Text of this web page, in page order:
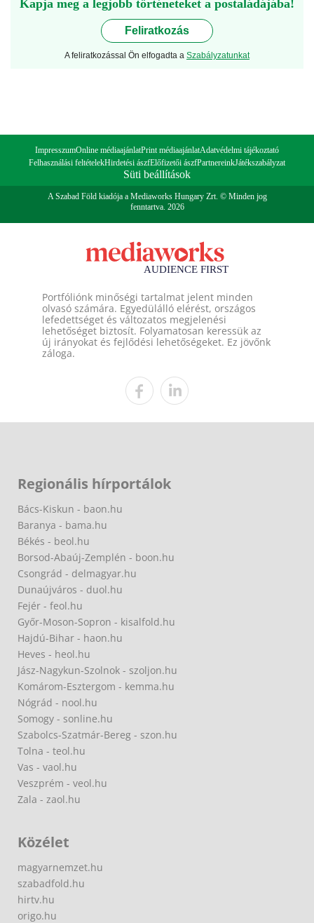
Kapja meg a legjobb történeteket a postaládájába!
Feliratkozás
A feliratkozással Ön elfogadta a Szabályzatunkat
ImpresszumOnline médiaajánlatPrint médiaajánlatAdatvédelmi tájékoztató
Felhasználási feltételekHirdetési ászfElőfizetői ászfPartnereinkJátékszabályzat
Süti beállítások
A Szabad Föld kiadója a Mediaworks Hungary Zrt. © Minden jog
fenntartva. 2026
Portfóliónk minőségi tartalmat jelent minden
olvasó számára. Egyedülálló elérést, országos
lefedettséget és változatos megjelenési
lehetőséget biztosít. Folyamatosan keressük az
új irányokat és fejlődési lehetőségeket. Ez jövőnk
záloga.
Regionális hírportálok
Bács-Kiskun - baon.hu
Baranya - bama.hu
Békés - beol.hu
Borsod-Abaúj-Zemplén - boon.hu
Csongrád - delmagyar.hu
Dunaújváros - duol.hu
Fejér - feol.hu
Győr-Moson-Sopron - kisalfold.hu
Hajdú-Bihar - haon.hu
Heves - heol.hu
Jász-Nagykun-Szolnok - szoljon.hu
Komárom-Esztergom - kemma.hu
Nógrád - nool.hu
Somogy - sonline.hu
Szabolcs-Szatmár-Bereg - szon.hu
Tolna - teol.hu
Vas - vaol.hu
Veszprém - veol.hu
Zala - zaol.hu
Közélet
magyarnemzet.hu
szabadfold.hu
hirtv.hu
origo.hu